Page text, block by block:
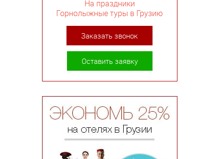
На праздники
Горнолыжные туры в Грузию
Заказать звонок
Оставить заявку